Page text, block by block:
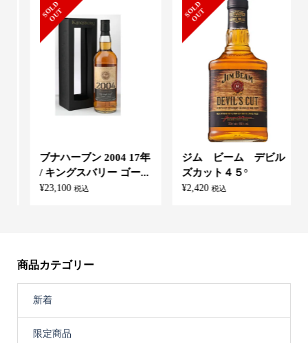
SO
L
D
O
UT
ブナハーブン 2004 17年
/ キングスバリー ゴー...
23,100 税込
SO
L
D
O
UT
ジム ビーム デビル
ズカット４５°
2,420 税込
商品カテゴリー
新着
限定商品